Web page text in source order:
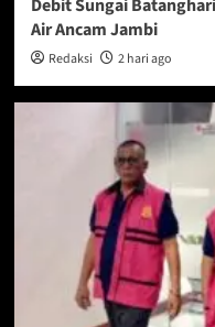
Debit Sungai
Air Ancam Jambi
Redaksi 2 hari ago